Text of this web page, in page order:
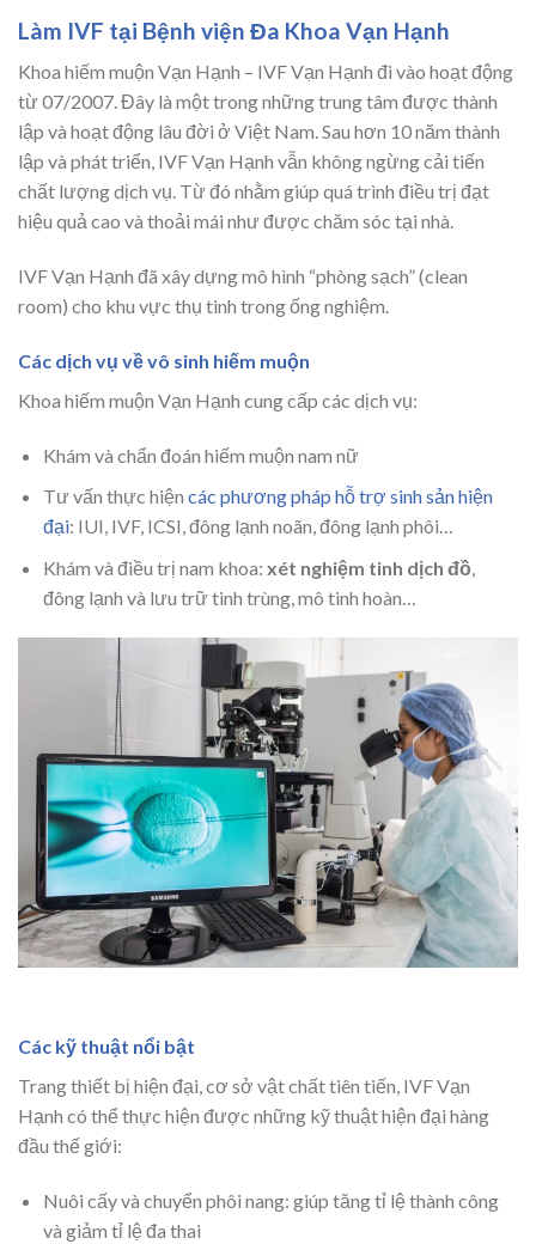
Làm IVF tại Bệnh viện Đa Khoa Vạn Hạnh
Khoa hiếm muộn Vạn Hạnh – IVF Vạn Hạnh đi vào hoạt động
từ 07/2007. Đây là một trong những trung tâm được thành
lập và hoạt động lâu đời ở Việt Nam. Sau hơn 10 năm thành
lập và phát triển, IVF Vạn Hạnh vẫn không ngừng cải tiến
chất lượng dịch vụ. Từ đó nhằm giúp quá trình điều trị đạt
hiệu quả cao và thoải mái như được chăm sóc tại nhà.
IVF Vạn Hạnh đã xây dựng mô hình “phòng sạch” (clean
room) cho khu vực thụ tinh trong ống nghiệm.
Các dịch vụ về vô sinh hiếm muộn
Khoa hiếm muộn Vạn Hạnh cung cấp các dịch vụ:
Khám và chẩn đoán hiếm muộn nam nữ
Tư vấn thực hiện các phương pháp hỗ trợ sinh sản hiện
đại: IUI, IVF, ICSI, đông lạnh noãn, đông lạnh phôi…
Khám và điều trị nam khoa: xét nghiệm tinh dịch đồ,
đông lạnh và lưu trữ tinh trùng, mô tinh hoàn…
Các kỹ thuật nổi bật
Trang thiết bị hiện đại, cơ sở vật chất tiên tiến, IVF Vạn
Hạnh có thể thực hiện được những kỹ thuật hiện đại hàng
đầu thế giới:
Nuôi cấy và chuyển phôi nang: giúp tăng tỉ lệ thành công
và giảm tỉ lệ đa thai